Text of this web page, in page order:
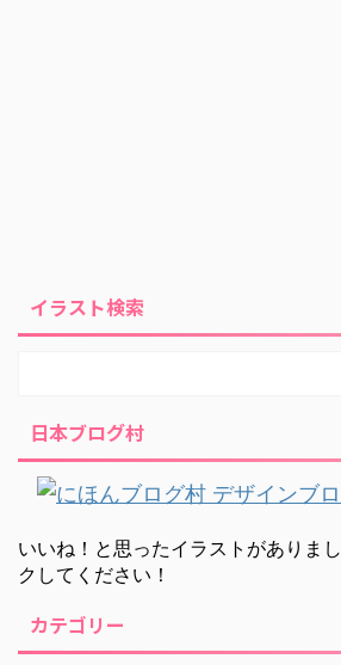
イラスト検索
日本ブログ村
いいね！と思ったイラストがありま
クしてください！
カテゴリー